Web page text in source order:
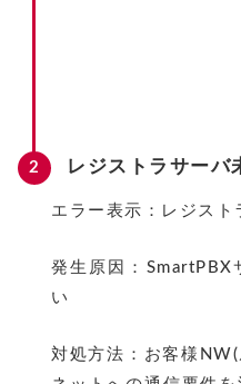
レジストラサーバ
エラー表示：レジスト
発生原因：SmartPBX
い
対処方法：お客様